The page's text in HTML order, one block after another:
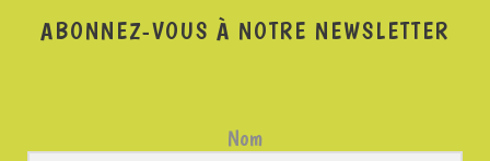
ABONNEZ-VOUS À NOTRE NEWSLETTER
Nom